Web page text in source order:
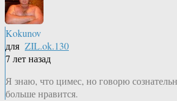
Kokunov
для ZIL.ok.130
7 лет назад
Я знаю, что цимес, но говорю
больше нравится.